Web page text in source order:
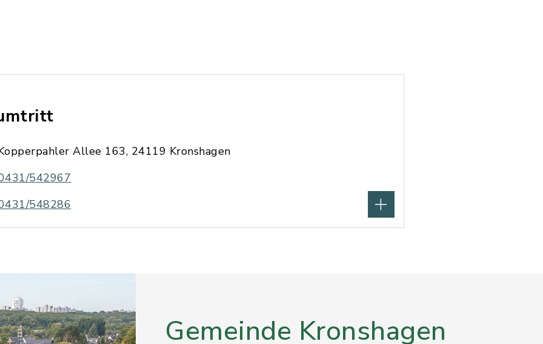
Allee 163, 24119 Kronshagen
542967
548286
Gemeinde Kronshagen